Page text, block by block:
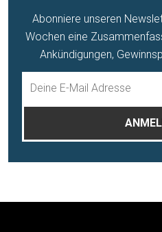
Abonniere unseren
Wochen eine
Ankündigungen,